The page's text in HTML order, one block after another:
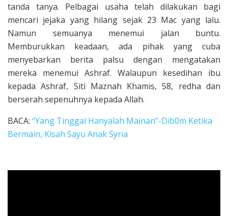
tanda tanya. Pelbagai usaha telah dilakukan bagi
mencari jejaka yang hilang sejak 23 Mac yang lalu.
Namun semuanya menemui jalan buntu.
Memburukkan keadaan, ada pihak yang cuba
menyebarkan berita palsu dengan mengatakan
mereka menemui Ashraf. Walaupun kesedihan ibu
kepada Ashraf, Siti Maznah Khamis, 58, redha dan
berserah sepenuhnya kepada Allah.
BACA: “Yang Tinggal Hanyalah Mainan”-Dib0m Ketika
Bermain, Kisah Sayu Anak Syria